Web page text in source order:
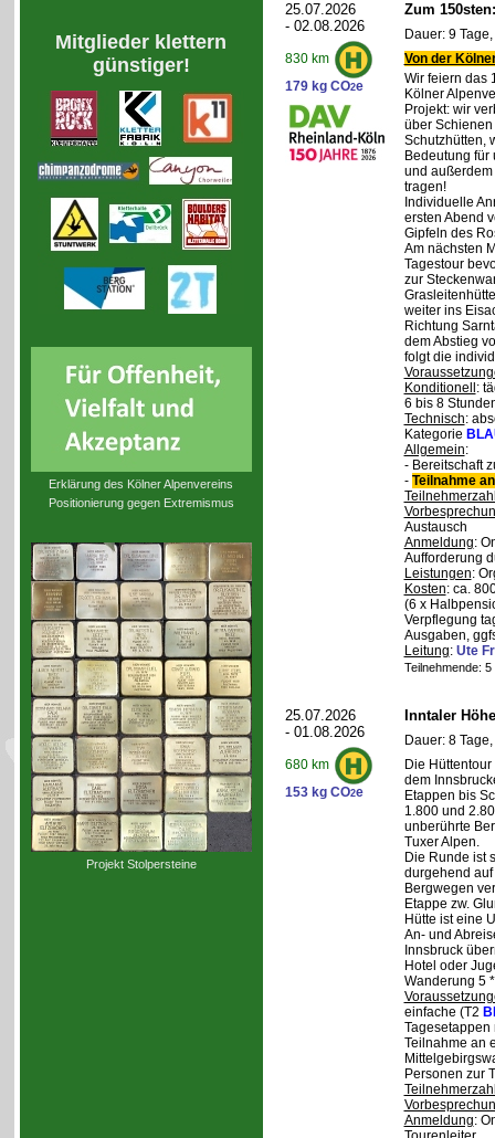
Mitglieder klettern
günstiger!
Erklärung des Kölner Alpenvereins
Positionierung gegen Extremismus
Projekt Stolpersteine
25.07.2026
- 02.08.2026
830 km
179 kg CO2e
Zum
Dauer: 9
Von der
Wir feiern das
Kölner
Projekt: wir
über
Schutzhütten,
Bedeutung
und
tragen!
Individuelle
ersten Abend
Gipfeln des
Am nächsten
Tagestour
zur
weiter ins
Richtung
dem Abstieg
folgt die
Konditionell :
6 bis 8
Technisch:
Kategorie
Allgemein:
- Bereitschaft
- Teilnahme
Austausch
Anmeldung:
Aufforderung
Leistungen:
Kosten: ca.
(6 x
Verpflegung
Ausgaben,
Leitung: Ute
Teilnehmende:
25.07.2026
- 01.08.2026
680 km
153 kg CO2e
Inntaler
Dauer: 8
Die
dem
Etappen bis
1.800 und
unberührte
Tuxer Alpen.
Die Runde ist
durgehend
Bergwegen
Etappe zw.
Hütte ist eine
An- und
Innsbruck
Hotel oder
Wanderung 5
einfache (T2
Tagesetappen
Teilnahme an
Personen zur
Anmeldung: